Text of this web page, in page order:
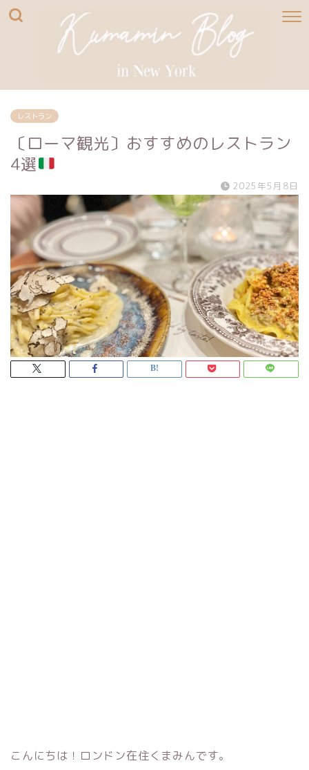
レストラン
〔ローマ観光〕おすすめのレストラン
4選
2025年5月8日
こんにちは！ロンドン在住くまみんです。